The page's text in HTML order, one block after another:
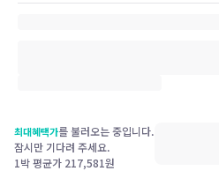
최대혜택가를 불러오는 중입니다.
잠시만 기다려 주세요.
1박 평균가 217,581원